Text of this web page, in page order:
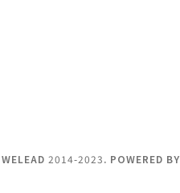
2014-2023. POWERED BY